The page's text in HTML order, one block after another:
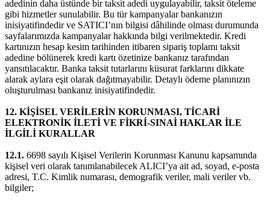
adedinin daha üstünde bir taksit adedi uygulayabilir, taksit öteleme
gibi hizmetler sunulabilir. Bu tür kampanyalar bankanızın
inisiyatifindedir ve SATICI’nın bilgisi dâhilinde olması durumunda
sayfalarımızda kampanyalar hakkında bilgi verilmektedir. Kredi
kartınızın hesap kesim tarihinden itibaren sipariş toplamı taksit
adedine bölünerek kredi kartı özetinize bankanız tarafından
yansıtılacaktır. Banka taksit tutarlarını küsurat farklarını dikkate
alarak aylara eşit olarak dağıtmayabilir. Detaylı ödeme planınızın
oluşturulması bankanız inisiyatifindedir.
12. KİŞİSEL VERİLERİN KORUNMASI, TİCARİ
ELEKTRONİK İLETİ VE FİKRİ-SINAİ HAKLAR İLE
İLGİLİ KURALLAR
12.1. 6698 sayılı Kişisel Verilerin Korunması Kanunu kapsamında
kişisel veri olarak tanımlanabilecek ALICI’ya ait ad, soyad, e-posta
adresi, T.C. Kimlik numarası, demografik veriler, mali veriler vb.
bilgiler;